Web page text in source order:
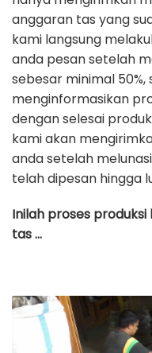
anggaran tas yang
kami langsung
anda pesan setelah
sebesar minimal
menginformasikan
dengan selesai
kami akan
anda setelah
telah dipesan hingga
Inilah proses
tas …